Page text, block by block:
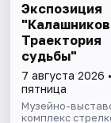
Экспозиция
Траектория
судьбы"
7 августа 2026 •
пятница
Музейно-
комплекс